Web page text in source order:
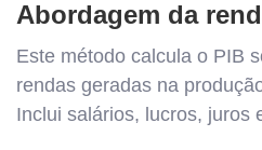
Abordagem da
Este método calcula o PIB
rendas geradas na
Inclui salários, lucros, juros